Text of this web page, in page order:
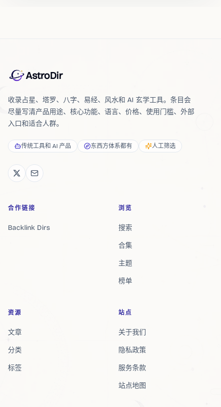
AstroDir
收录占星、塔罗、八字、易经、风水和 AI 玄学工具。条目会
尽量写清产品用途、核心功能、语言、价格、使用门槛、外部
入口和适合人群。
传统工具和 AI 产品 东西方体系都有 人工筛选
合作链接
Backlink Dirs
浏览
搜索
合集
主题
榜单
资源
文章
分类
标签
站点
关于我们
隐私政策
服务条款
站点地图